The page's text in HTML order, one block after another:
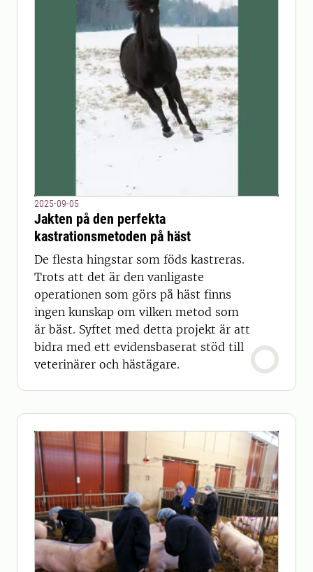
2025-09-05
Jakten på den perfekta
kastrationsmetoden på häst
De flesta hingstar som föds kastreras.
Trots att det är den vanligaste
operationen som görs på häst finns
ingen kunskap om vilken metod som
är bäst. Syftet med detta projekt är att
bidra med ett evidensbaserat stöd till
veterinärer och hästägare.